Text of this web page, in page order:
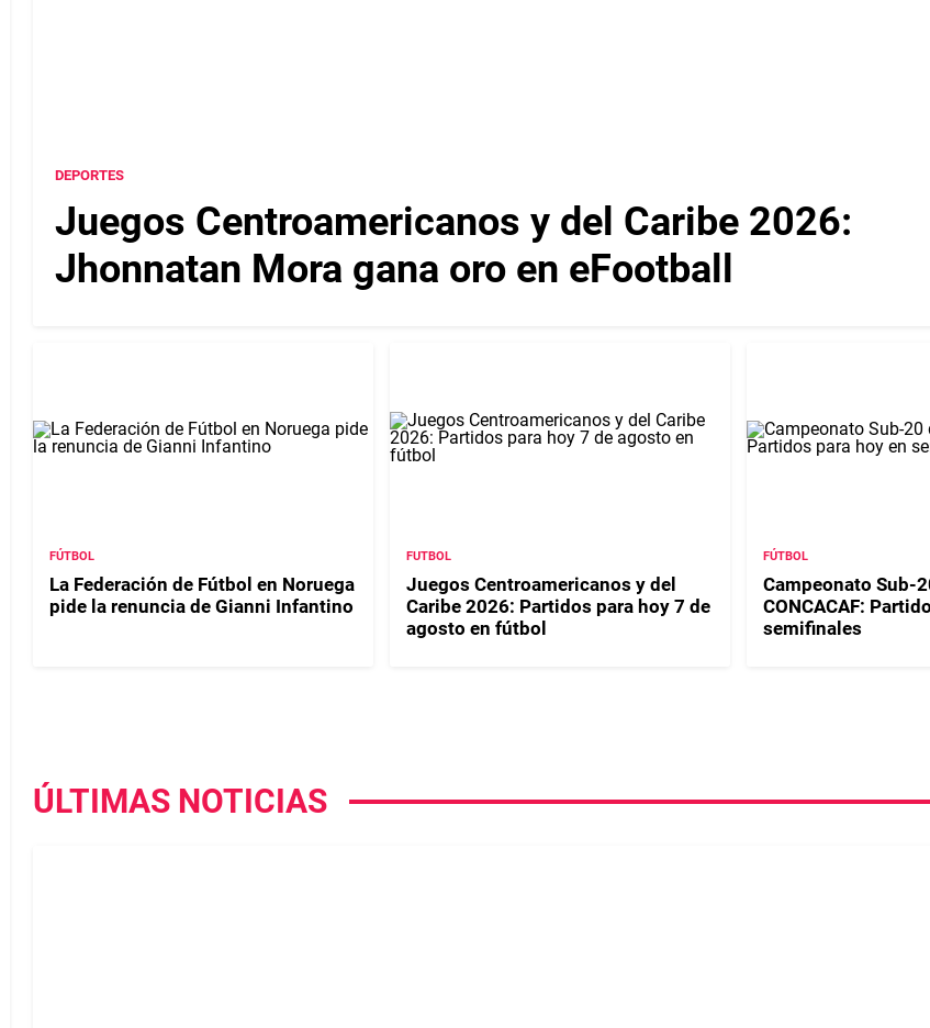
DEPORTES
Juegos Centroamericanos y del Caribe 2026:
Jhonnatan Mora gana oro en eFootball
FÚTBOL
La Federación de Fútbol en Noruega
pide la renuncia de Gianni Infantino
FUTBOL
Juegos Centroamericanos y del
Caribe 2026: Partidos para hoy 7 de
agosto en fútbol
FÚTBOL
Campeonato Sub-
CONCACAF:
semifinales
ÚLTIMAS NOTICIAS